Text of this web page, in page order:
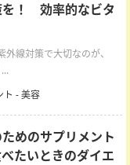
を！ 効率的なビタ
線対策で大切なのが、
ト -美容
めのサプリメント
たいときのダイエ